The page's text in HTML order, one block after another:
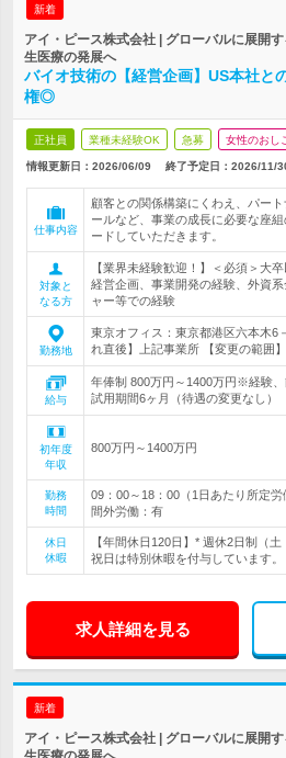
新着
アイ・ピース株式会社 | グローバルに展開
生医療の発展へ
バイオ技術の【経営企画】US本社と
権◎
正社員 業種未経験OK 急募 女性のおし
情報更新日：2026/06/09 終了予定日： 2026/11/
仕事内容
顧客との関係構築にくわえ、パー
ールなど、事業の成長に必要な座
ードしていただきます。
対象と
なる方
【業界未経験歓迎！】＜必須＞大
経営企画、事業開発の経験、外資
ャー等での経験
勤務地
東京オフィス：東京都港区六本木6
れ直後】上記事業所 【変更の範囲
給与
年俸制 800万円～1400万円※経験
試用期間6ヶ月（待遇の変更なし）
初年度
年収
800万円～1400万円
勤務
時間
09：00～18：00（1日あたり所定
間外労働：有
休日
休暇
【年間休日120日】* 週休2日制（
祝日は特別休暇を付与しています。
求人詳細を見る
新着
アイ・ピース株式会社 | グローバルに展開